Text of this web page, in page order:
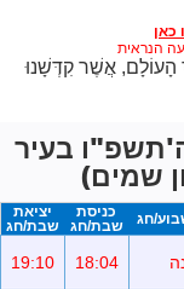
הָעוֹלָם, אֲשֶׁר קִדְּשָׁנוּ
בעיר
שמים)
חג
כניסת
שבת/חג
יציאת
שבת/חג
18:04
19:10